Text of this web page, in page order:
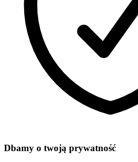
Dbamy o twoją prywatność